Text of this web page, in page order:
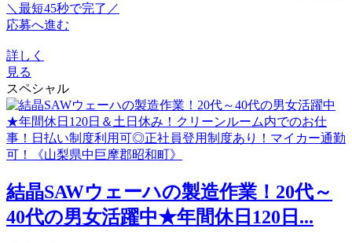
＼最短45秒で完了／
応募へ進む
詳しく
見る
スペシャル
結晶SAWウェーハの製造作業！20代～
40代の男女活躍中★年間休日120日...